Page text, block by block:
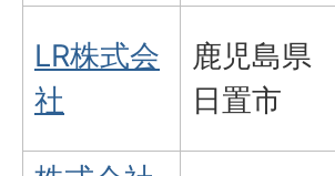
LR株式会
社
鹿児島県
日置市